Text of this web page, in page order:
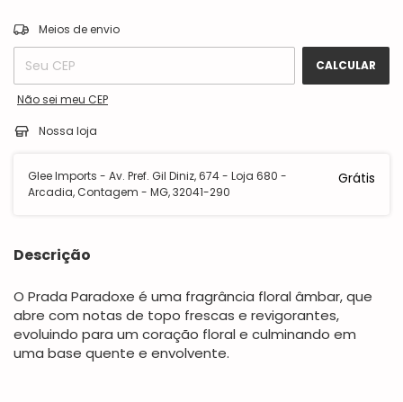
Entregas para o CEP:
Meios de envio
CALCULAR
Não sei meu CEP
Nossa loja
Glee Imports - Av. Pref. Gil Diniz, 674 - Loja 680 -
Arcadia, Contagem - MG, 32041-290
Grátis
Descrição
O Prada Paradoxe é uma fragrância floral âmbar, que
abre com notas de topo frescas e revigorantes,
evoluindo para um coração floral e culminando em
uma base quente e envolvente.